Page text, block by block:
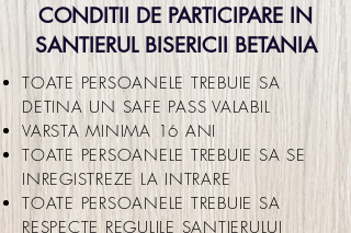
CONDITII DE PARTICIPARE IN
SANTIERUL BISERICII BETANIA
TOATE PERSOANELE TREBUIE SA
DETINA UN SAFE PASS VALABIL
VARSTA MINIMA 16 ANI
TOATE PERSOANELE TREBUIE SA SE
INREGISTREZE LA INTRARE
TOATE PERSOANELE TREBUIE SA
RESPECTE REGULILE SANTIERULUI